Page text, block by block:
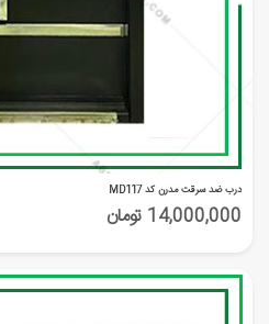
درب ضد سرقت مدرن کد MD117
14,000,000 تومان